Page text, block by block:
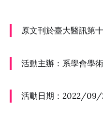
原文刊於臺大醫訊第
活動主辦：系學會學
活動日期：2022/09/